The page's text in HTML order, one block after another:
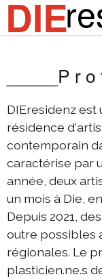
DIE
actualités
archives
DIEresidenz
DIEresidenz
2025
2025
DIEresidenz
complices &
contact
DIEprojekte
_____P r
DIEresidenz
résidence
contemporain
caractérise par
année, deux
un mois à Die,
Depuis 2021,
outre possibles
régionales. Le
plasticien.ne.s